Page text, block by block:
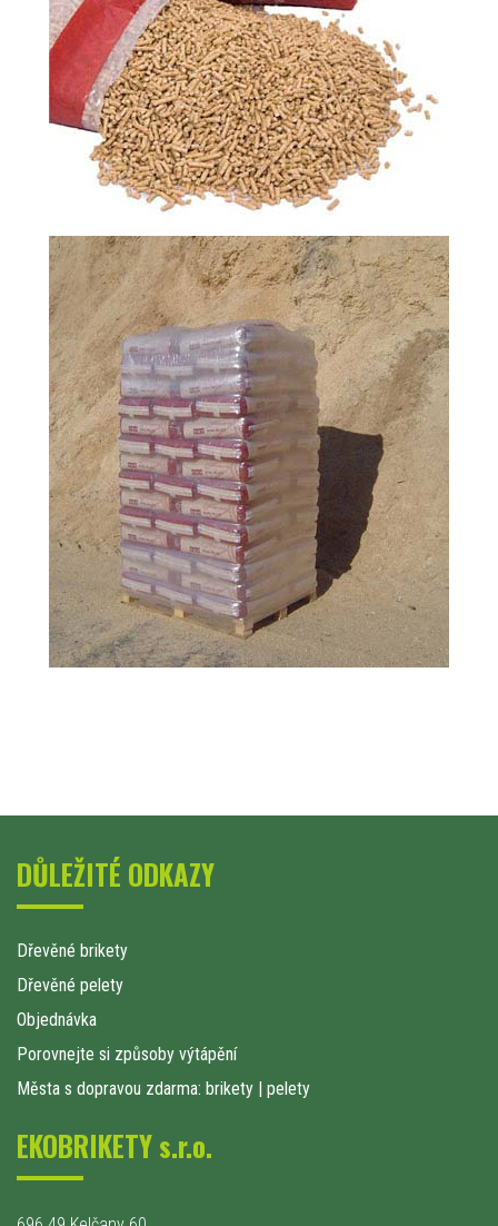
DŮLEŽITÉ ODKAZY
Dřevěné brikety
Dřevěné pelety
Objednávka
Porovnejte si způsoby výtápění
Města s dopravou zdarma: brikety | pelety
EKOBRIKETY s.r.o.